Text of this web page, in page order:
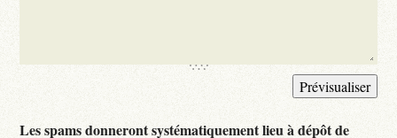
Les spams donneront systématiquement lieu à dépôt de